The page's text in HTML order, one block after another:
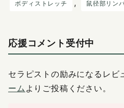
ボディストレッチ , 鼠径部リン
応援コメント受付中
セラピストの励みになるレビ
ーム よりご投稿ください。